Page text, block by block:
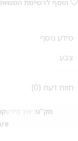
הוסף לרשימת
מידע נוסף
צבע
חוות דעת (0)
מק"ט: אין מידע